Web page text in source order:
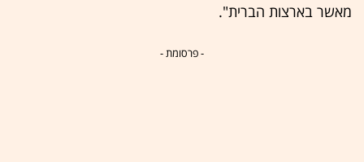
מאשר בארצות הברית".
- פרסומת -